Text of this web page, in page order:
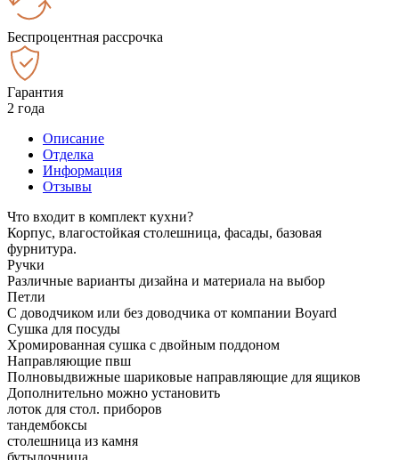
Беспроцентная рассрочка
Гарантия
2 года
Описание
Отделка
Информация
Отзывы
Что входит в комплект кухни?
Корпус, влагостойкая столешница, фасады, базовая
фурнитура.
Ручки
Различные варианты дизайна и материала на выбор
Петли
С доводчиком или без доводчика от компании Boyard
Сушка для посуды
Хромированная сушка с двойным поддоном
Направляющие пвш
Полновыдвижные шариковые направляющие для ящиков
Дополнительно можно установить
лоток для стол. приборов
тандембоксы
столешница из камня
бутылочница